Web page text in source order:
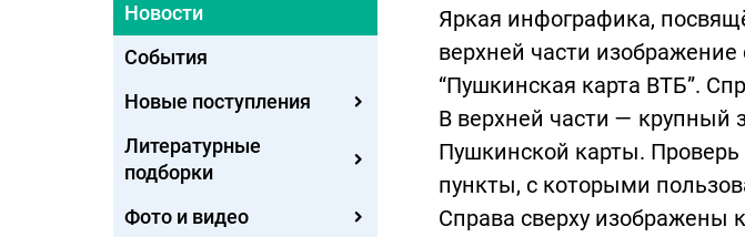
Новости
События
Новые поступления
Литературные
подборки
Фото и видео
Яркая инфографика,
верхней части
“Пушкинская карта ВТБ”.
В верхней части — крупный
Пушкинской карты.
пункты, с которыми
Справа сверху изображены